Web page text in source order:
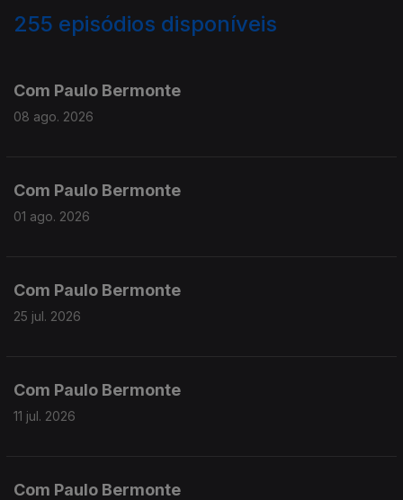
255 episódios disponíveis
Com Paulo Bermonte
08 ago. 2026
Com Paulo Bermonte
01 ago. 2026
Com Paulo Bermonte
25 jul. 2026
Com Paulo Bermonte
11 jul. 2026
Com Paulo Bermonte